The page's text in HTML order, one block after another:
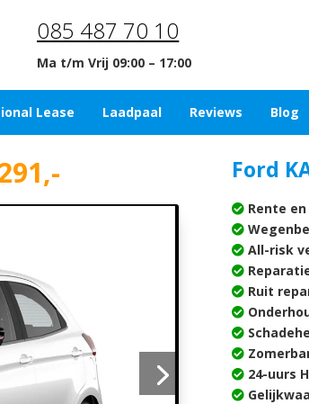
085 487 70 10
Ma t/m Vrij 09:00 – 17:00
Lease Laadpaal Reviews Blog
Ford
Rente
All-risk
Ruit
24-uurs